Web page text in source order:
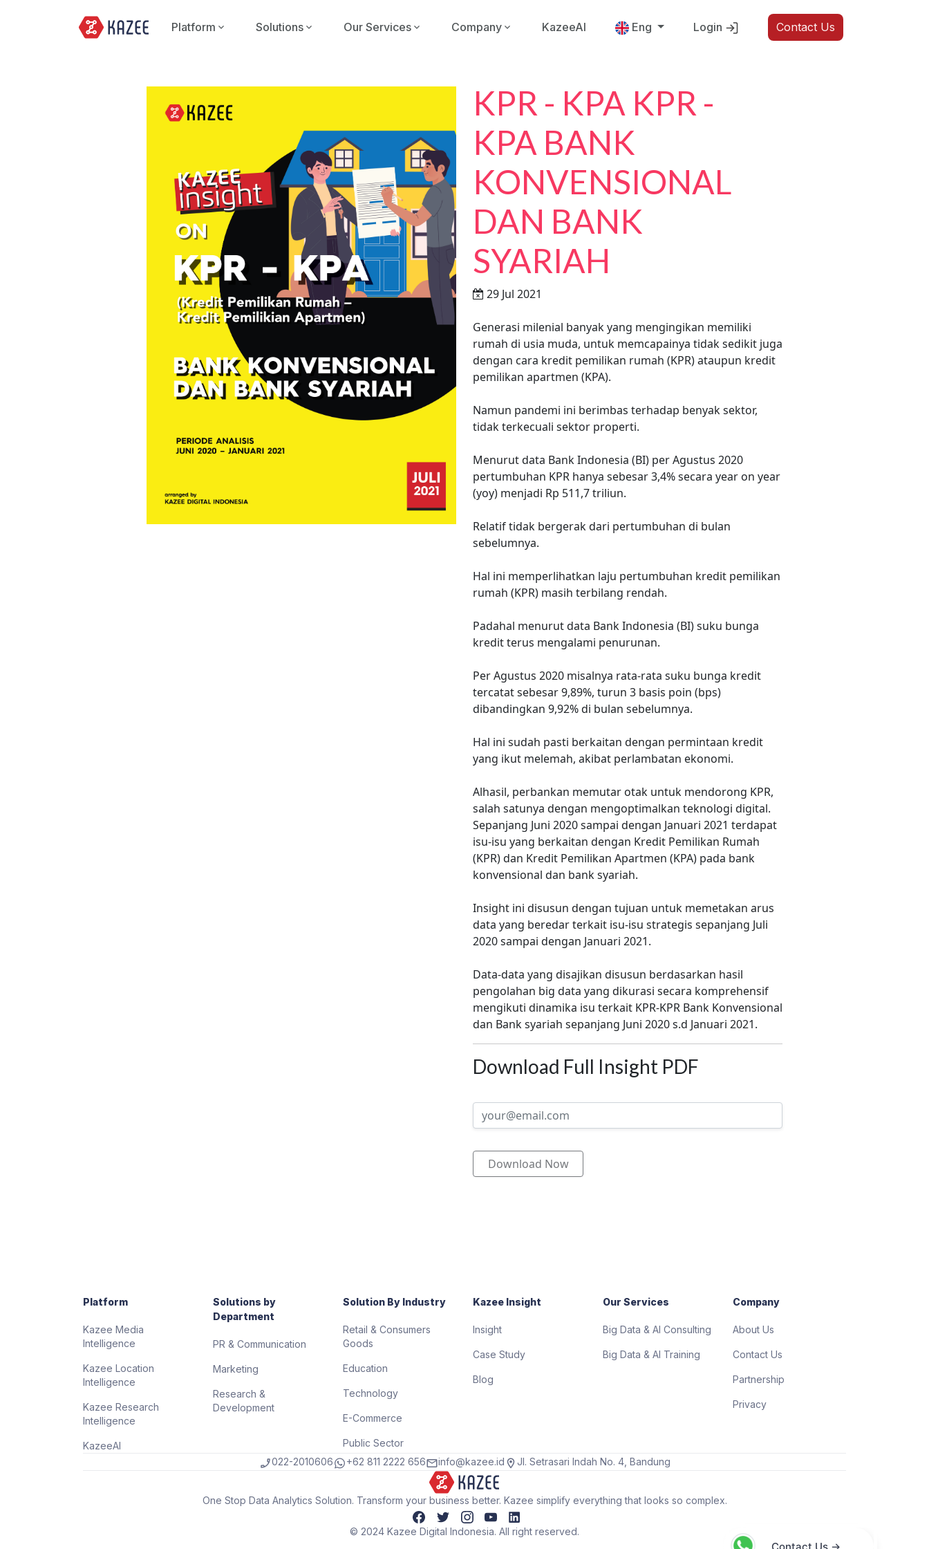
Platform Solutions Our Services Company KazeeAI Eng Login Contact Us
KPR - KPA KPR -
KPA BANK
KONVENSIONAL
DAN BANK
SYARIAH
29 Jul 2021
Generasi milenial banyak yang mengingikan memiliki
rumah di usia muda, untuk memcapainya tidak sedikit juga
dengan cara kredit pemilikan rumah (KPR) ataupun kredit
pemilikan apartmen (KPA).
Namun pandemi ini berimbas terhadap benyak sektor,
tidak terkecuali sektor properti.
Menurut data Bank Indonesia (BI) per Agustus 2020
pertumbuhan KPR hanya sebesar 3,4% secara year on year
(yoy) menjadi Rp 511,7 triliun.
Relatif tidak bergerak dari pertumbuhan di bulan
sebelumnya.
Hal ini memperlihatkan laju pertumbuhan kredit pemilikan
rumah (KPR) masih terbilang rendah.
Padahal menurut data Bank Indonesia (BI) suku bunga
kredit terus mengalami penurunan.
Per Agustus 2020 misalnya rata-rata suku bunga kredit
tercatat sebesar 9,89%, turun 3 basis poin (bps)
dibandingkan 9,92% di bulan sebelumnya.
Hal ini sudah pasti berkaitan dengan permintaan kredit
yang ikut melemah, akibat perlambatan ekonomi.
Alhasil, perbankan memutar otak untuk mendorong KPR,
salah satunya dengan mengoptimalkan teknologi digital.
Sepanjang Juni 2020 sampai dengan Januari 2021 terdapat
isu-isu yang berkaitan dengan Kredit Pemilikan Rumah
(KPR) dan Kredit Pemilikan Apartmen (KPA) pada bank
konvensional dan bank syariah.
Insight ini disusun dengan tujuan untuk memetakan arus
data yang beredar terkait isu-isu strategis sepanjang Juli
2020 sampai dengan Januari 2021.
Data-data yang disajikan disusun berdasarkan hasil
pengolahan big data yang dikurasi secara komprehensif
mengikuti dinamika isu terkait KPR-KPR Bank Konvensional
dan Bank syariah sepanjang Juni 2020 s.d Januari 2021.
Download Full Insight PDF
Download Now
Platform
Kazee Media
Intelligence
Kazee Location
Intelligence
Kazee Research
Intelligence
KazeeAI
Solutions by
Department
PR & Communication
Marketing
Research &
Development
Solution By Industry
Retail & Consumers
Goods
Education
Technology
E-Commerce
Public Sector
Kazee Insight
Insight
Case Study
Blog
Our Services
Big Data & AI Consulting
Big Data & AI Training
Company
About Us
Contact Us
Partnership
Privacy
022-2010606 +62 811 2222 656 info@kazee.id Jl. Setrasari Indah No. 4, Bandung
One Stop Data Analytics Solution. Transform your business better. Kazee simplify everything that looks so complex.
© 2024 Kazee Digital Indonesia. All right reserved.